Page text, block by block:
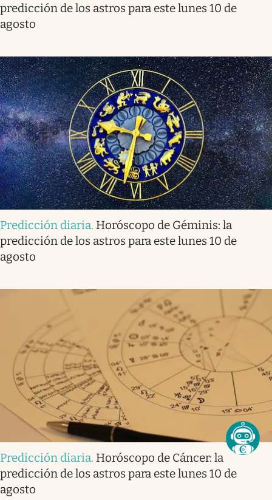
predicción de los astros para este lunes 10 de
agosto
Predicción diaria. Horóscopo de Géminis: la
predicción de los astros para este lunes 10 de
agosto
Predicción diaria. Horóscopo de Cáncer: la
predicción de los astros para este lunes 10 de
agosto